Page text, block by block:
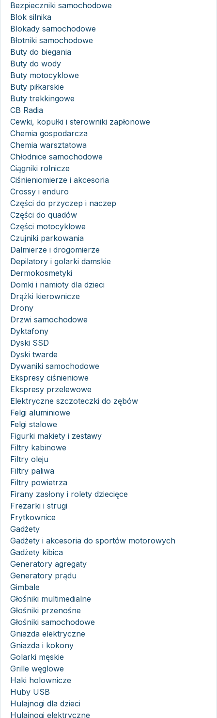
Bezpieczniki samochodowe
Blok silnika
Blokady samochodowe
Błotniki samochodowe
Buty do biegania
Buty do wody
Buty motocyklowe
Buty piłkarskie
Buty trekkingowe
CB Radia
Cewki, kopułki i sterowniki zapłonowe
Chemia gospodarcza
Chemia warsztatowa
Chłodnice samochodowe
Ciągniki rolnicze
Ciśnieniomierze i akcesoria
Crossy i enduro
Części do przyczep i naczep
Części do quadów
Części motocyklowe
Czujniki parkowania
Dalmierze i drogomierze
Depilatory i golarki damskie
Dermokosmetyki
Domki i namioty dla dzieci
Drążki kierownicze
Drony
Drzwi samochodowe
Dyktafony
Dyski SSD
Dyski twarde
Dywaniki samochodowe
Ekspresy ciśnieniowe
Ekspresy przelewowe
Elektryczne szczoteczki do zębów
Felgi aluminiowe
Felgi stalowe
Figurki makiety i zestawy
Filtry kabinowe
Filtry oleju
Filtry paliwa
Filtry powietrza
Firany zasłony i rolety dziecięce
Frezarki i strugi
Frytkownice
Gadżety
Gadżety i akcesoria do sportów motorowych
Gadżety kibica
Generatory agregaty
Generatory prądu
Gimbale
Głośniki multimedialne
Głośniki przenośne
Głośniki samochodowe
Gniazda elektryczne
Gniazda i kokony
Golarki męskie
Grille węglowe
Haki holownicze
Huby USB
Hulajnogi dla dzieci
Hulajnogi elektryczne